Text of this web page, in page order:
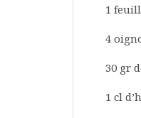
1
4
30 gr
1 cl